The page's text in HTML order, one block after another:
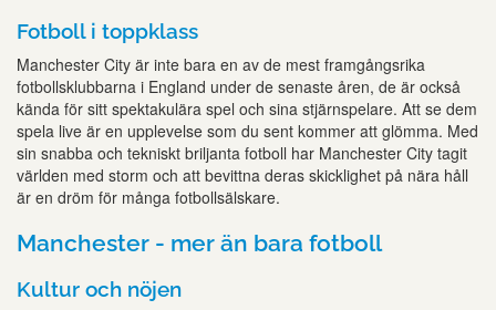
Fotboll i toppklass
Manchester City är inte bara en av de mest framgångsrika
fotbollsklubbarna i England under de senaste åren, de är också
kända för sitt spektakulära spel och sina stjärnspelare. Att se dem
spela live är en upplevelse som du sent kommer att glömma. Med
sin snabba och tekniskt briljanta fotboll har Manchester City tagit
världen med storm och att bevittna deras skicklighet på nära håll
är en dröm för många fotbollsälskare.
Manchester - mer än bara fotboll
Kultur och nöjen